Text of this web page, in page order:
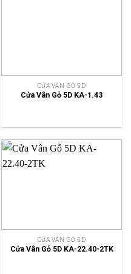
CỬA VÂN GỖ 5D
Cửa Vân Gỗ 5D KA-1.43
CỬA VÂN GỖ 5D
Cửa Vân Gỗ 5D KA-22.40-2TK